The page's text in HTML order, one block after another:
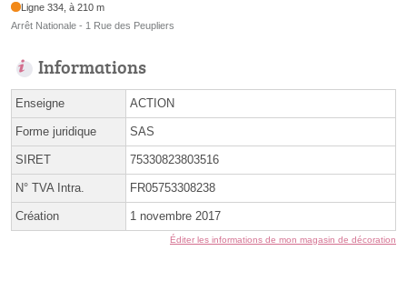
Ligne 334, à 210 m
Arrêt Nationale - 1 Rue des Peupliers
Informations
Enseigne ACTION
Forme juridique SAS
SIRET 75330823803516
N° TVA Intra. FR05753308238
Création 1 novembre 2017
Éditer les informations de mon magasin de décoration